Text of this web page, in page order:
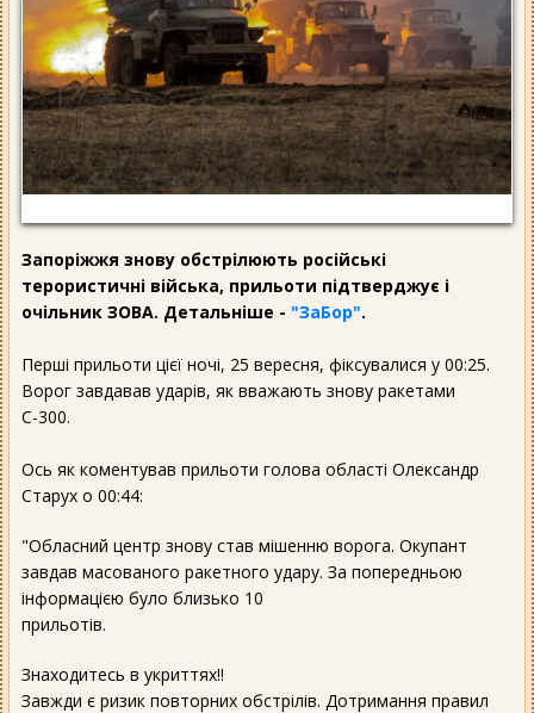
Запоріжжя знову обстрілюють російські
терористичні війська, прильоти підтверджує і
очільник ЗОВА. Детальніше - "ЗаБор".
Перші прильоти цієї ночі, 25 вересня, фіксувалися у 00:25.
Ворог завдавав ударів, як вважають знову ракетами
С-300.
Ось як коментував прильоти голова області Олександр
Старух о 00:44:
"Обласний центр знову став мішенню ворога. Окупант
завдав масованого ракетного удару. За попередньою
інформацією було близько 10
прильотів.
Знаходитесь в укриттях!!
Завжди є ризик повторних обстрілів. Дотримання правил